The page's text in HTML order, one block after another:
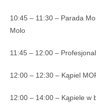
10:45 – 11:30 – Parada
Molo
11:45 – 12:00 –
12:00 – 12:30 – Kąpiel
12:00 – 14:00 – Kąpiele w